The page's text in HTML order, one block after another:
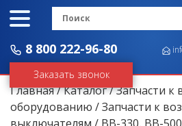
8 800 222-96-80
Заказать звонок
Главная/Каталог/Запчасти к
оборудованию /Запчасти к